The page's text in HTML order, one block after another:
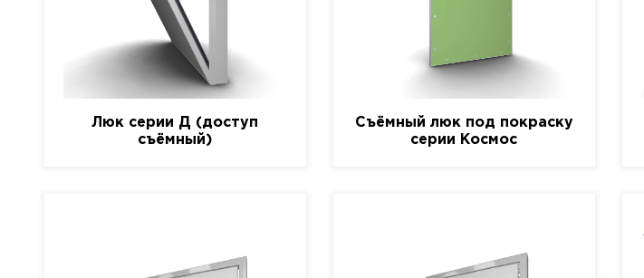
Люк серии Д (доступ
съёмный)
Съёмный люк под покраску
серии Космос